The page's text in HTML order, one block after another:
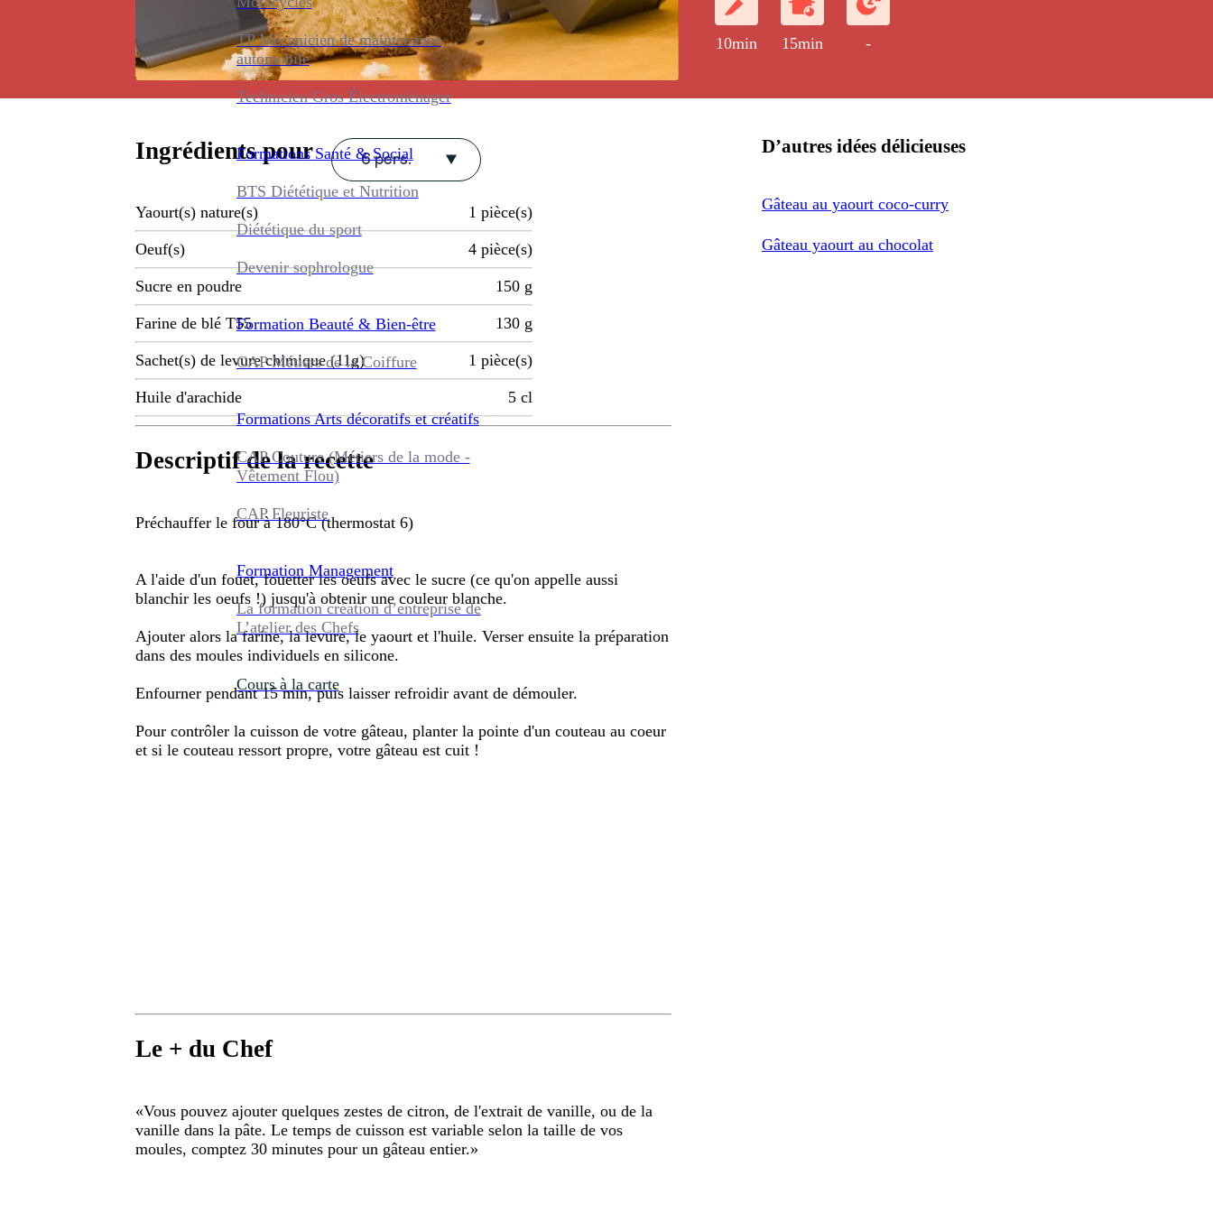
TP Mécanicien de maintenance
automobile
Technicien Gros Électroménager
Formations Santé & Social
BTS Diététique et Nutrition
Diététique du sport
Devenir sophrologue
Formation Beauté & Bien-être
CAP Métiers de la Coiffure
Formations Arts décoratifs et créatifs
CAP Couture (Métiers de la mode -
Vêtement Flou)
CAP Fleuriste
Formation Management
La formation création d’entreprise de
L’atelier des Chefs
Cours à la carte
10min 15min -
Ingrédients pour 6 pers.
Yaourt(s) nature(s) 1 pièce(s)
Oeuf(s) 4 pièce(s)
Sucre en poudre 150 g
Farine de blé T55 130 g
Sachet(s) de levure chimique (11g) 1 pièce(s)
Huile d'arachide 5 cl
Descriptif de la recette
Préchauffer le four à 180°C (thermostat 6)
A l'aide d'un fouet, fouetter les oeufs avec le sucre (ce qu'on appelle aussi
blanchir les oeufs !) jusqu'à obtenir une couleur blanche.
Ajouter alors la farine, la levure, le yaourt et l'huile. Verser ensuite la préparation
dans des moules individuels en silicone.
Enfourner pendant 15 min, puis laisser refroidir avant de démouler.
Pour contrôler la cuisson de votre gâteau, planter la pointe d'un couteau au coeur
et si le couteau ressort propre, votre gâteau est cuit !
Le + du Chef
«Vous pouvez ajouter quelques zestes de citron, de l'extrait de vanille, ou de la
vanille dans la pâte. Le temps de cuisson est variable selon la taille de vos
moules, comptez 30 minutes pour un gâteau entier.»
D’autres idées délicieuses
Gâteau au yaourt coco-curry
Gâteau yaourt au chocolat